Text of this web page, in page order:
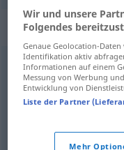
widersprüchlich,
entgegengesetzt,
Wir und unsere
Folgendes
Genaue Geolocation-
Identifikation aktiv
Informationen auf einem
Messung von Werbung
Entwicklung von
Liste der Partner
Mehr